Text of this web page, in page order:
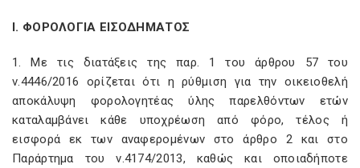
Ι. ΦΟΡΟΛΟΓΙΑ ΕΙΣΟΔΗΜΑΤΟΣ
1. Με τις διατάξεις της παρ. 1 του άρθρου 57 του
ν.4446/2016 ορίζεται ότι η ρύθμιση για την οικειοθελή
αποκάλυψη φορολογητέας ύλης παρελθόντων ετών
καταλαμβάνει κάθε υποχρέωση από φόρο, τέλος ή
εισφορά εκ των αναφερομένων στο άρθρο 2 και στο
Παράρτημα του ν.4174/2013, καθώς και οποιαδήποτε